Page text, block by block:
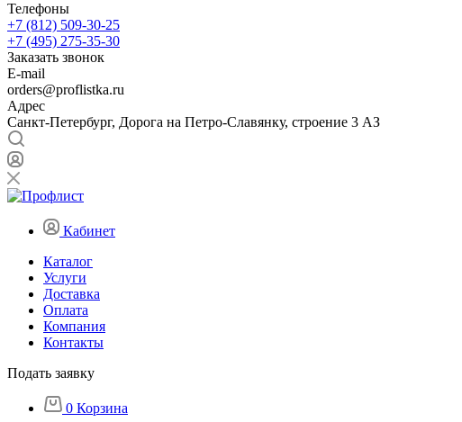
Телефоны
+7 (812) 509-30-25
+7 (495) 275-35-30
Заказать звонок
E-mail
orders@proflistka.ru
Адрес
Санкт-Петербург, Дорога на Петро-Славянку, строение 3 АЗ
Кабинет
Каталог
Услуги
Доставка
Оплата
Компания
Контакты
Подать заявку
0 Корзина